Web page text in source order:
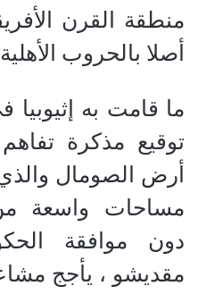
منطقة القرن
أصلا بالحروب
توقيع مذكرة
أرض الصومال
مساحات واسعة
دون موافقة
مقديشو ، يأجج